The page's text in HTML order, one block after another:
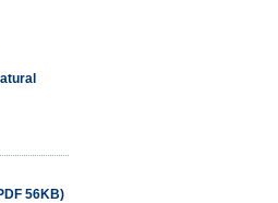
56KB)